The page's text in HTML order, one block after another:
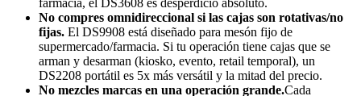
farmacia, el DS3608 es desperdicio absoluto.
No compres omnidireccional si las cajas son rotativas/no
fijas. El DS9908 está diseñado para mesón fijo de
supermercado/farmacia. Si tu operación tiene cajas que se
arman y desarman (kiosko, evento, retail temporal), un
DS2208 portátil es 5x más versátil y la mitad del precio.
No mezcles marcas en una operación grande.Cada